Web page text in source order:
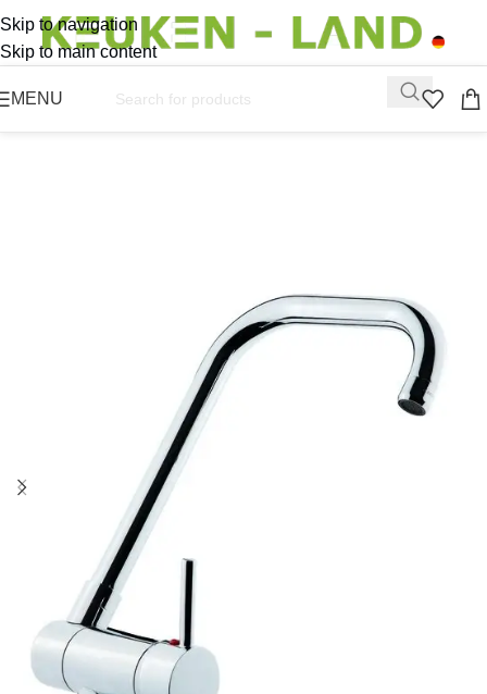
Skip to navigation
Skip to main content
MENU